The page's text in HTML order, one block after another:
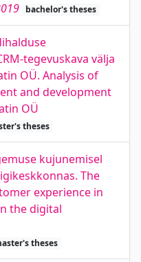
bachelor's theses
tegevuskava välja
OÜ. Analysis of
and development
OÜ
theses
kujunemisel
The
experience in
the digital
theses